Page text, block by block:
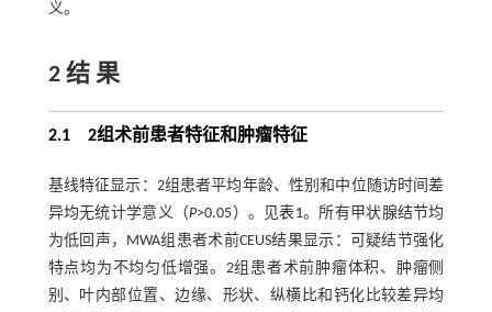
义。
2 结 果
2.1 2组术前患者特征和肿瘤特征
基线特征显示：2组患者平均年龄、性别和中位随访时间差
异均无统计学意义（P>0.05）。见表1。所有甲状腺结节均
为低回声，MWA组患者术前CEUS结果显示：可疑结节强化
特点均为不均匀低增强。2组患者术前肿瘤体积、肿瘤侧
别、叶内部位置、边缘、形状、纵横比和钙化比较差异均